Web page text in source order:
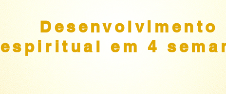
Desenvolvimento
espiritual em 4